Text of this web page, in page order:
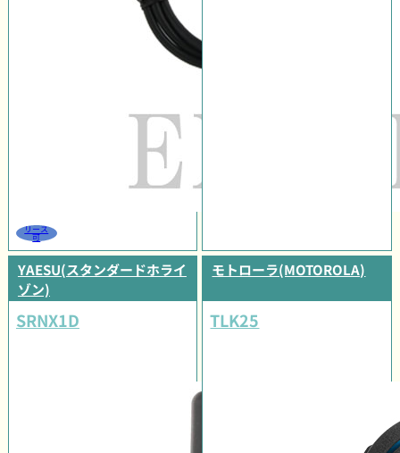
リース
可
YAESU(スタンダードホライ
ゾン)
SRNX1D
モトローラ(MOTOROLA)
TLK25